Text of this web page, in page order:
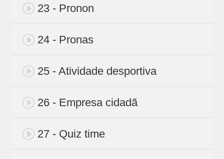
23 - Pronon
24 - Pronas
25 - Atividade desportiva
26 - Empresa cidadã
27 - Quiz time